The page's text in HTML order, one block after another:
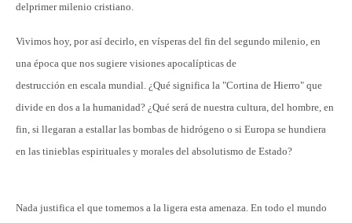
delprimer milenio cristiano.
Vivimos hoy, por así decirlo, en vísperas del fin del segundo milenio, en
una época que nos sugiere visiones apocalípticas de
destrucción en escala mundial. ¿Qué significa la "Cortina de Hierro" que
divide en dos a la humanidad? ¿Qué será de nuestra cultura, del hombre, en
fin, si llegaran a estallar las bombas de hidrógeno o si Europa se hundiera
en las tinieblas espirituales y morales del absolutismo de Estado?
Nada justifica el que tomemos a la ligera esta amenaza. En todo el mundo